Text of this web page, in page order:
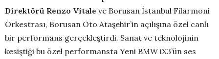
Direktörü Renzo Vitale ve Borusan İstanbul Filarmoni
Orkestrası, Borusan Oto Ataşehir’in açılışına özel canlı
bir performans gerçekleştirdi. Sanat ve teknolojinin
kesiştiği bu özel performansta Yeni BMW iX3’ün ses